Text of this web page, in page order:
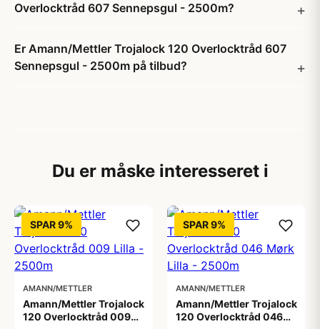
Overlocktråd 607 Sennepsgul - 2500m?
Er Amann/Mettler Trojalock 120 Overlocktråd 607
Sennepsgul - 2500m på tilbud?
Du er måske interesseret i
SPAR 9%
AMANN/METTLER
Amann/Mettler Trojalock
120 Overlocktråd 009
SPAR 9%
AMANN/METTLER
Amann/Mettler Trojalock
120 Overlocktråd 046